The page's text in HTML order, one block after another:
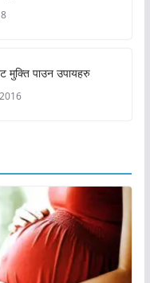
मुक्ति पाउन उपायहरु